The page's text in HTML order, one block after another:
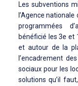
Les subventions
l’Agence
programmées
bénéficié les 3e et
et autour de la
l’encadrement
sociaux pour les
solutions qu’il